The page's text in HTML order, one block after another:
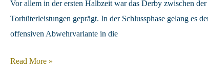
Vor allem in der ersten Halbzeit war das Derby zwischen
Torhüterleistungen geprägt. In der Schlussphase gelang es
offensiven Abwehrvariante in die
HSG
Read More »